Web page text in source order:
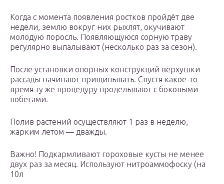
Когда с момента появления ростков пройдёт две
недели, землю вокруг них рыхлят, окучивают
молодую поросль. Появляющуюся сорную траву
регулярно выпалывают (несколько раз за сезон).
После установки опорных конструкций верхушки
рассады начинают прищипывать. Спустя какое-то
время ту же процедуру проделывают с боковыми
побегами.
Полив растений осуществляют 1 раз в неделю,
жарким летом — дважды.
Важно! Подкармливают гороховые кусты не менее
двух раз за месяц. Используют нитроаммофоску (на
10л